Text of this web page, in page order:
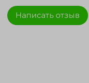
Написать отзыв